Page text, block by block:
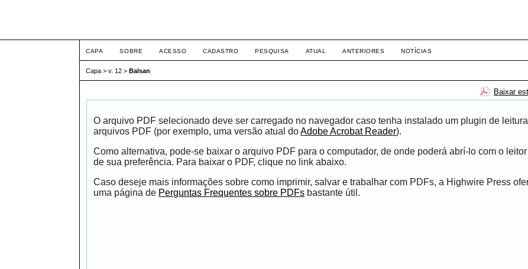
CAPA SOBRE ACESSO CADASTRO PESQUISA ATUAL ANTERIORES NOTÍCIAS
Capa >v. 12 >Balsan
Baixar
O arquivo PDF selecionado deve ser carregado no navegador caso tenha instalado um plugin de
arquivos PDF (por exemplo, uma versão atual doAdobe Acrobat Reader).
Como alternativa, pode-se baixar o arquivo PDF para o computador, de onde poderá abrí-lo com o
de sua preferência. Para baixar o PDF, clique no link abaixo.
Caso deseje mais informações sobre como imprimir, salvar e trabalhar com PDFs, a Highwire Press
uma página de Perguntas Frequentes sobre PDFs bastante útil.